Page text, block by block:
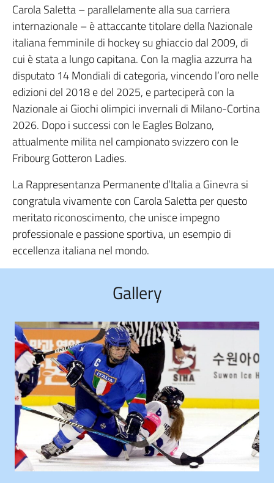
Carola Saletta – parallelamente alla sua carriera
internazionale – è attaccante titolare della Nazionale
italiana femminile di hockey su ghiaccio dal 2009, di
cui è stata a lungo capitana. Con la maglia azzurra ha
disputato 14 Mondiali di categoria, vincendo l’oro nelle
edizioni del 2018 e del 2025, e parteciperà con la
Nazionale ai Giochi olimpici invernali di Milano-Cortina
2026. Dopo i successi con le Eagles Bolzano,
attualmente milita nel campionato svizzero con le
Fribourg Gotteron Ladies.
La Rappresentanza Permanente d’Italia a Ginevra si
congratula vivamente con Carola Saletta per questo
meritato riconoscimento, che unisce impegno
professionale e passione sportiva, un esempio di
eccellenza italiana nel mondo.
Gallery